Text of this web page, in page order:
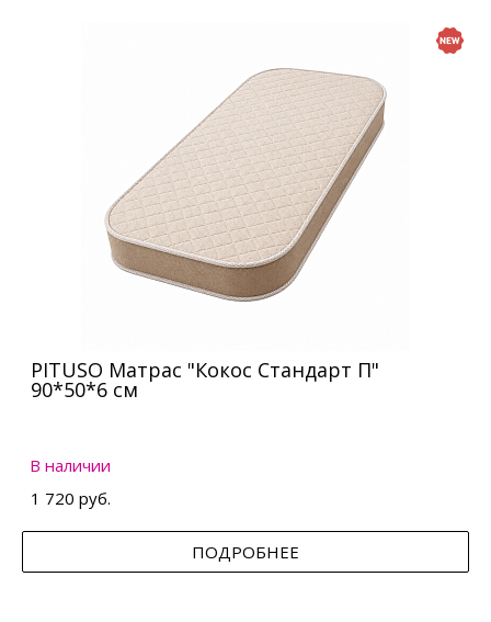
PITUSO Матрас "Кокос Стандарт П"
90*50*6 см
В наличии
1 720 руб.
ПОДРОБНЕЕ